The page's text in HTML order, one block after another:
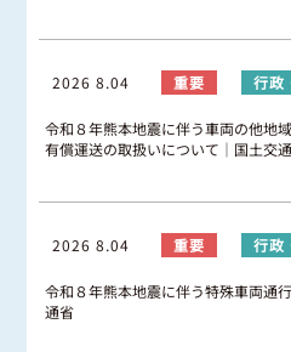
2026 8.04 重要 行政
令和８年熊本地震に伴う車両の他地
有償運送の取扱いについて｜国土交
2026 8.04 重要 行政
令和８年熊本地震に伴う特殊車両通
通省